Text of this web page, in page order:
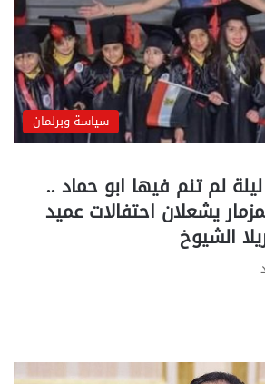
سياسة وبرلمان
لم تنم فيها ابو حماد ..
يشعلان احتفالات عميد
الشيوخ